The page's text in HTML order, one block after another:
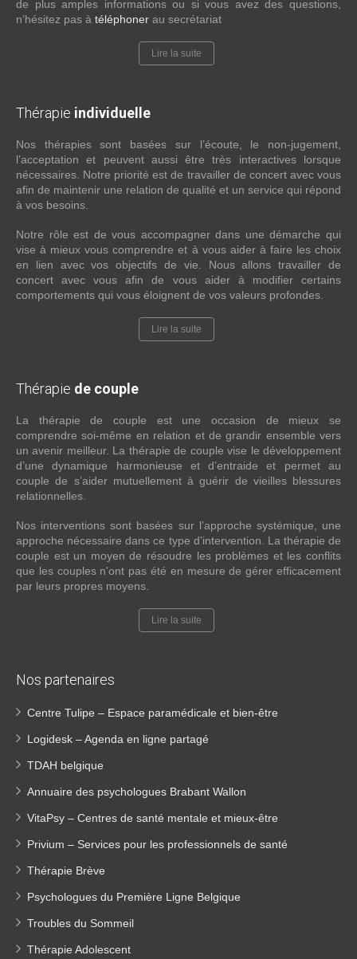
de plus amples informations ou si vous avez des questions,
n’hésitez pas à téléphoner au secrétariat
Lire la suite
Thérapie individuelle
Nos thérapies sont basées sur l’écoute, le non-jugement,
l’acceptation et peuvent aussi être très interactives lorsque
nécessaires. Notre priorité est de travailler de concert avec vous
afin de maintenir une relation de qualité et un service qui répond
à vos besoins.
Notre rôle est de vous accompagner dans une démarche qui
vise à mieux vous comprendre et à vous aider à faire les choix
en lien avec vos objectifs de vie. Nous allons travailler de
concert avec vous afin de vous aider à modifier certains
comportements qui vous éloignent de vos valeurs profondes.
Lire la suite
Thérapie de couple
La thérapie de couple est une occasion de mieux se
comprendre soi-même en relation et de grandir ensemble vers
un avenir meilleur. La thérapie de couple vise le développement
d’une dynamique harmonieuse et d’entraide et permet au
couple de s’aider mutuellement à guérir de vieilles blessures
relationnelles.
Nos interventions sont basées sur l’approche systémique, une
approche nécessaire dans ce type d’intervention. La thérapie de
couple est un moyen de résoudre les problèmes et les conflits
que les couples n'ont pas été en mesure de gérer efficacement
par leurs propres moyens.
Lire la suite
Nos partenaires
Centre Tulipe – Espace paramédicale et bien-être
Logidesk – Agenda en ligne partagé
TDAH belgique
Annuaire des psychologues Brabant Wallon
VitaPsy – Centres de santé mentale et mieux-être
Privium – Services pour les professionnels de santé
Thérapie Brève
Psychologues du Première Ligne Belgique
Troubles du Sommeil
Thérapie Adolescent